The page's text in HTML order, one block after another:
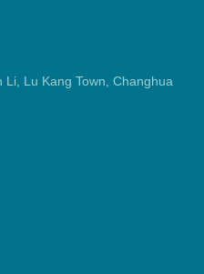
Li, Lu Kang Town, Changhua